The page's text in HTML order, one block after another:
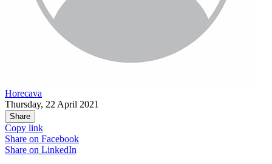
Horecava
Thursday, 22 April 2021
Share
Copy link
Share on Facebook
Share on LinkedIn